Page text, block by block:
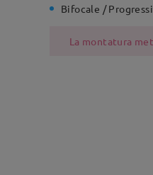
Bifocale /
La montatura